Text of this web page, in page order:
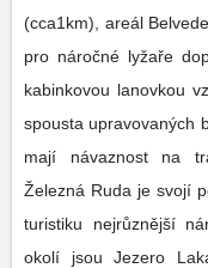
(cca1km), areál
pro náročné lyžaře
kabinkovou lanovkou
spousta upravovaných běžeckých tratí různé
mají návaznost na
Železná Ruda je svojí
turistiku nejrůznější
okolí jsou Jezero